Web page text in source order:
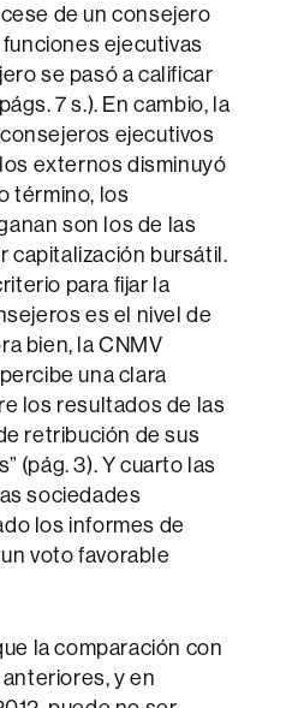
de un consejero
ejecutivas
se pasó a calificar
7 s.). En cambio, la
ejecutivos
externos disminuyó
término, los
son los de las
capitalización bursátil.
para fijar la
es el nivel de
bien, la CNMV
una clara
los resultados de las
retribución de sus
(pág. 3). Y cuarto las
sociedades
los informes de
voto favorable
la comparación con
y en